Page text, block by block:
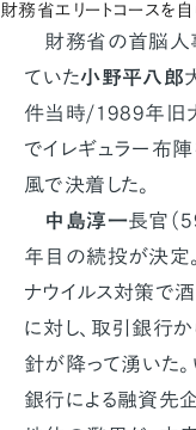
財務省エリートコースを
財務省の首脳人
ていた小野平八郎
件当時/1989年旧
でイレギュラー布
風で決着した。
中島淳一長官（
年目の続投が決定
ナウイルス対策で
に対し、取引銀行
針が降って湧いた。
銀行による融資先